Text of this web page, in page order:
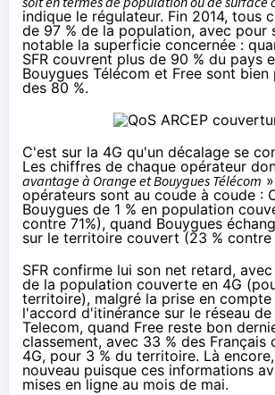
indique le régulateur. Fin 2014, tous
de 97 % de la population, avec pour
notable la superficie concernée :
SFR couvrent plus de 90 % du pays
Bouygues Télécom et Free sont bien
des 80 %.
C'est sur la 4G qu'un décalage se
Les chiffres de chaque opérateur
avantage à Orangeet Bouygues Télécom
opérateurs sont au coude à coude :
Bouygues de 1 % en population
contre 71%), quand Bouygues
sur le territoire couvert (23 % contre
SFR confirme lui son net retard,
de la population couverte en 4G
territoire), malgré la prise en compte
l'accord d'itinérance sur le réseau de
Telecom, quand Free reste bon
classement, avec 33 % des Français
4G, pour 3 % du territoire. Là
nouveau puisque ces informations
mises en ligneau mois de mai.